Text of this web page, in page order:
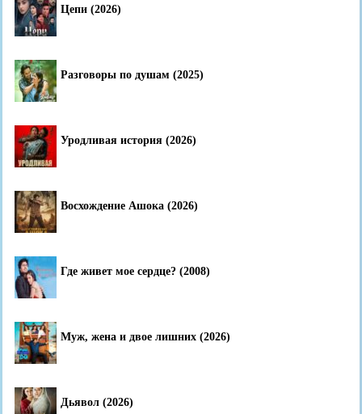
Цепи (2026)
Разговоры по душам (2025)
Уродливая история (2026)
Восхождение Ашока (2026)
Где живет мое сердце? (2008)
Муж, жена и двое лишних (2026)
Дьявол (2026)